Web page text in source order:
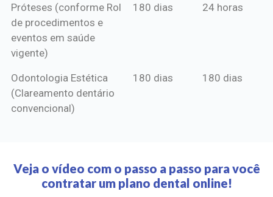
Próteses (conforme Rol
de procedimentos e
eventos em saúde
vigente)
180 dias 24 horas
Odontologia Estética
(Clareamento dentário
convencional)
180 dias 180 dias
Veja o vídeo com o passo a passo para você
contratar um plano dental online!